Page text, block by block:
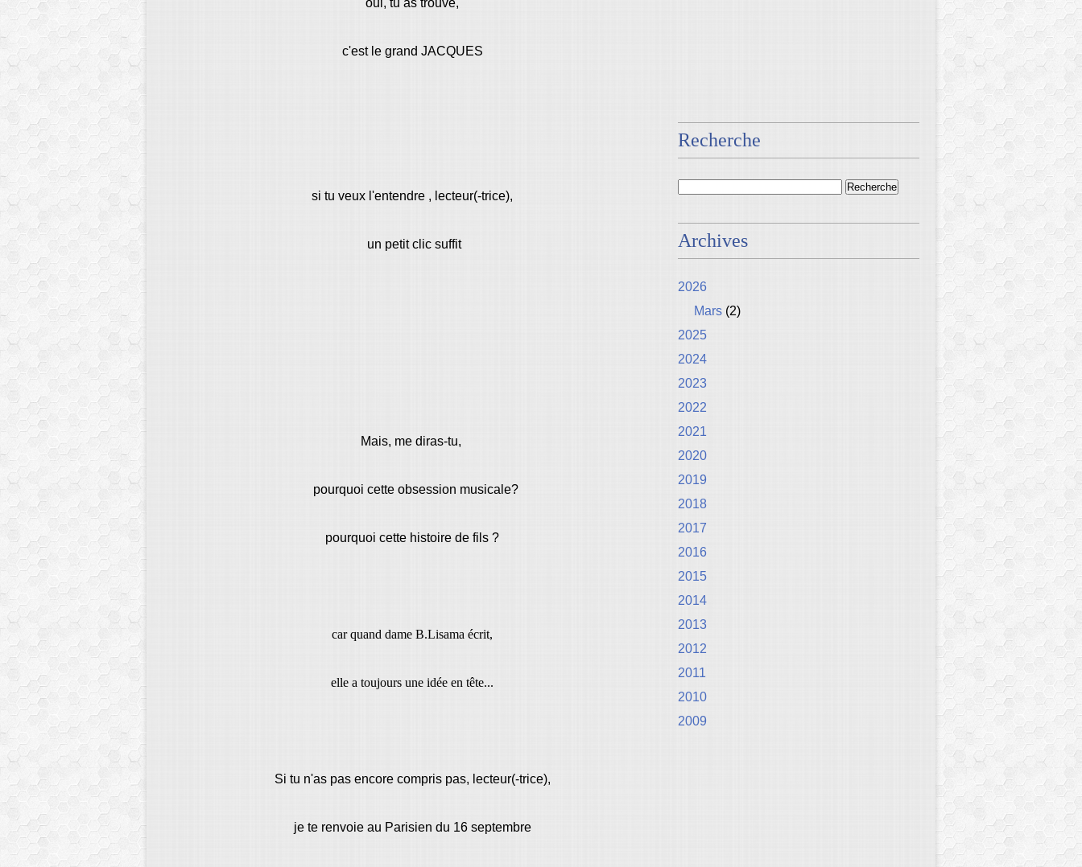
oui, tu as trouvé,
c'est le grand JACQUES
si tu veux l'entendre , lecteur(-trice),
un petit clic suffit
Mais, me diras-tu,
pourquoi cette obsession musicale?
pourquoi cette histoire de fils ?
car quand dame B.Lisama écrit,
elle a toujours une idée en tête...
Si tu n'as pas encore compris pas, lecteur(-trice),
je te renvoie au Parisien du 16 septembre
Recherche
Archives
2026
Mars (2)
2025
2024
2023
2022
2021
2020
2019
2018
2017
2016
2015
2014
2013
2012
2011
2010
2009